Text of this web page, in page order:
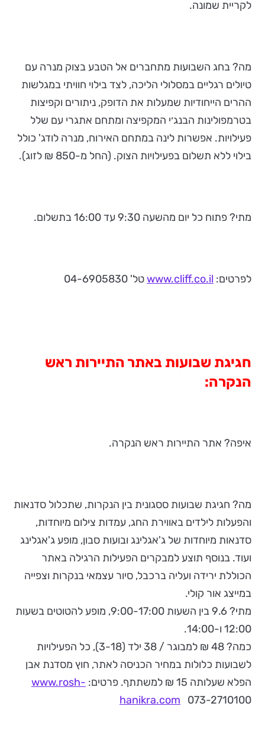
לקריית שמונה.
מה? בחג השבועות מתחברים אל הטבע בצוק מנרה עם
טיולים רגליים במסלולי הליכה, לצד בילוי חוויתי במגלשות
ההרים הייחודיות שמעלות את הדופק, ניתורים וקפיצות
בטרמפולינות הבנג׳י המקפיצה ומתחם אתגרי עם שלל
פעילויות. אפשרות לינה במתחם האירוח, מנרה לודג' כולל
בילוי ללא תשלום בפעילויות הצוק. (החל מ-850 ₪ לזוג).
מתי? פתוח כל יום מהשעה 9:30 עד 16:00 בתשלום.
לפרטים: www.cliff.co.ilטל' 04-6905830
חגיגת שבועות באתר התיירות ראש
הנקרה:
איפה? אתר התיירות ראש הנקרה.
מה? חגיגת שבועות ססגונית בין הנקרות, שתכלול סדנאות
והפעלות לילדים באווירת החג, עמדות צילום מיוחדות,
סדנאות מיוחדות של ג'אגלינג ובועות סבון, מופע ג'אגלינג
ועוד. בנוסף תוצע למבקרים הפעילות הרגילה באתר
הכוללת ירידה ועליה ברכבל, סיור עצמאי בנקרות וצפייה
במייצג אור קולי.
מתי? 9.6 בין השעות 9:00-17:00, מופע להטוטים בשעות
12:00 ו-14:00.
כמה? 48 ₪ למבוגר / 38 ילד (3-18), כל הפעילויות
לשבועות כלולות במחיר הכניסה לאתר, חוץ מסדנת אבן
הפלא שעלותה 15 ₪ למשתתף. פרטים:
www.rosh-
hanikra.com 073-2710100